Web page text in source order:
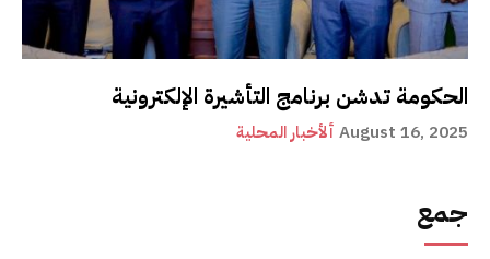
الحكومة تدشن برنامج التأشيرة الإلكترونية
ألأخبار المحلية August 16, 2025
جمع